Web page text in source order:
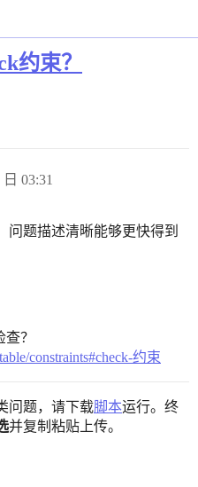
约束？
03:31
问题描述清晰能够更快得到
？
constraints#check-约束
问题，请下载脚本运行。终
并复制粘贴上传。